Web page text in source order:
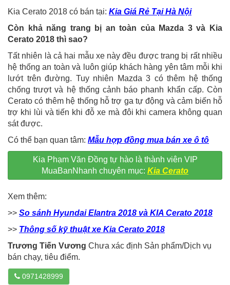
Kia Cerato 2018 có bán tại: Kia Giá Rẻ Tại Hà Nội
Còn khả năng trang bị an toàn của Mazda 3 và Kia
Cerato 2018 thì sao?
Tất nhiên là cả hai mẫu xe này đều được trang bị rất nhiều
hệ thống an toàn và luôn giúp khách hàng yên tâm mỗi khi
lướt trên đường. Tuy nhiên Mazda 3 có thêm hệ thống
chống trượt và hệ thống cảnh báo phanh khẩn cấp. Còn
Cerato có thêm hệ thống hỗ trợ ga tự động và cảm biến hỗ
trợ khi lùi và tiến khi đỗ xe mà đôi khi camera không quan
sát được.
Có thể bạn quan tâm: Mẫu hợp đồng mua bán xe ô tô
Kia Phạm Văn Đồng tự hào là thành viên VIP
MuaBanNhanh chuyên mục: Kia Cerato
Xem thêm:
>> So sánh Hyundai Elantra 2018 và KIA Cerato 2018
>> Thông số kỹ thuật xe Kia Cerato 2018
Trương Tiến Vương Chưa xác định Sản phẩm/Dịch vụ
bán chạy, tiêu điểm.
0971428999